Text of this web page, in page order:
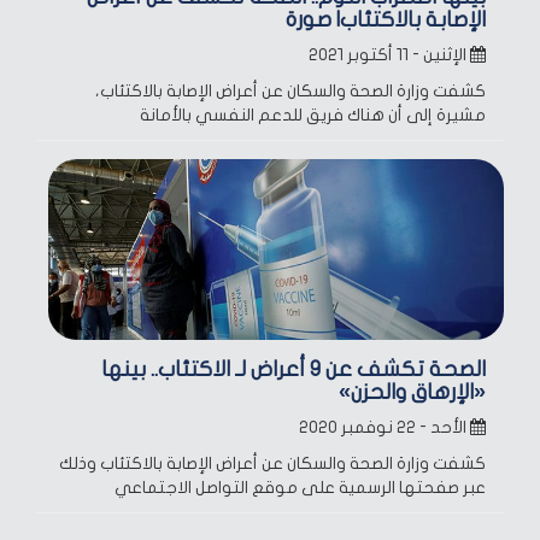
الإصابة بالاكتئاب| صورة
الإثنين - ١١ أكتوبر ٢٠٢١
كشفت وزارة الصحة والسكان عن أعراض الإصابة بالاكتئاب،
مشيرة إلى أن هناك فريق للدعم النفسي بالأمانة
الصحة تكشف عن 9 أعراض لـ الاكتئاب.. بينها
«الإرهاق والحزن»
الأحد - ٢٢ نوفمبر ٢٠٢٠
كشفت وزارة الصحة والسكان عن أعراض الإصابة بالاكتئاب وذلك
عبر صفحتها الرسمية على موقع التواصل الاجتماعي